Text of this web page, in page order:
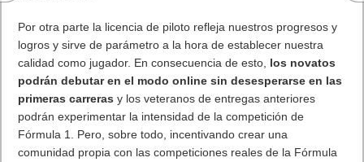
Por otra parte la licencia de piloto refleja nuestros progresos y
logros y sirve de parámetro a la hora de establecer nuestra
calidad como jugador. En consecuencia de esto, los novatos
podrán debutar en el modo online sin desesperarse en las
primeras carreras y los veteranos de entregas anteriores
podrán experimentar la intensidad de la competición de
Fórmula 1. Pero, sobre todo, incentivando crear una
comunidad propia con las competiciones reales de la Fórmula